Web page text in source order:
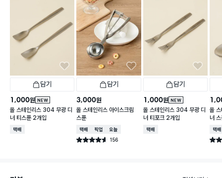
담기
NEW
1,000원
올 스테인리스 304 무광 디
너 티스푼 2개입
택배배송
담기
3,000원
올 스테인리스 아이스크림
스푼
택배배송매장픽업오늘배송
별점 4.6점 156
건 작성
담기
NEW
1,000원
올 스테인리스 304 무광 디
너 티포크 2개입
택배배송
올
너
택배
별점